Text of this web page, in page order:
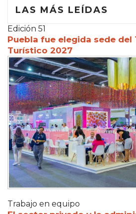
LAS MÁS LEÍDAS
Edición 51
Puebla fue elegida sede del
Turístico 2027
Trabajo en equipo